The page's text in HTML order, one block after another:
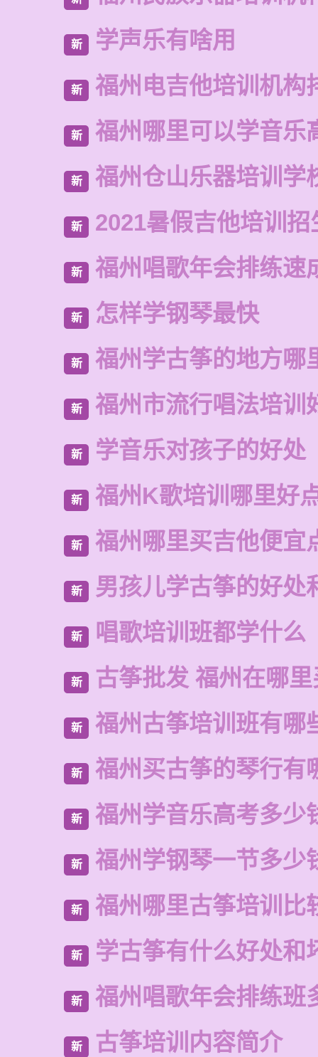
新 学声乐有啥用
新 福州电吉他培训机构
新 福州哪里可以学音乐
新 福州仓山乐器培训学
新 2021暑假吉他培训招
新 福州唱歌年会排练速
新 怎样学钢琴最快
新 福州学古筝的地方哪
新 福州市流行唱法培训
新 学音乐对孩子的好处
新 福州K歌培训哪里好
新 福州哪里买吉他便宜
新 男孩儿学古筝的好处
新 唱歌培训班都学什么
新 古筝批发 福州在哪
新 福州古筝培训班有哪
新 福州买古筝的琴行有
新 福州学音乐高考多少
新 福州学钢琴一节多少
新 福州哪里古筝培训比
新 学古筝有什么好处和
新 福州唱歌年会排练班
新 古筝培训内容简介